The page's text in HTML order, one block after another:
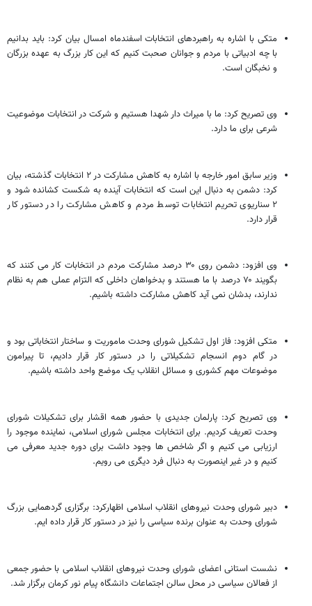
متکی با اشاره به راهبردهای انتخابات اسفندماه امسال بیان کرد: باید بدانیم
با چه ادبیاتی با مردم و جوانان صحبت کنیم که این کار بزرگ به عهده بزرگان
و نخبگان است.
وی تصریح کرد: ما با میراث دار شهدا هستیم و شرکت در انتخابات موضوعیت
شرعی برای ما دارد.
وزیر سابق امور خارجه با اشاره به کاهش مشارکت در ۲ انتخابات گذشته، بیان
کرد: دشمن به دنبال این است که انتخابات آینده به شکست کشانده شود و
۲ سناریوی تحریم انتخابات توسط مردم و کاهش مشارکت را در دستور کار
قرار دارد.
وی افزود: دشمن روی ۳۰ درصد مشارکت مردم در انتخابات کار می کنند که
بگویند ۷۰ درصد با ما هستند و بدخواهان داخلی که التزام عملی هم به نظام
ندارند، بدشان‌ نمی آید کاهش مشارکت داشته باشیم.
متکی افزود: فاز اول تشکیل شورای وحدت ماموریت و ساختار انتخاباتی بود و
در گام دوم انسجام تشکیلاتی را در دستور کار قرار دادیم، تا پیرامون
موضوعات مهم کشوری و مسائل انقلاب یک موضع واحد داشته باشیم.
وی تصریح کرد: پارلمان جدیدی با حضور همه اقشار برای تشکیلات شورای
وحدت تعریف کردیم. برای انتخابات مجلس شورای اسلامی، نماینده موجود را
ارزیابی می کنیم و اگر شاخص ها وجود داشت برای دوره جدید معرفی می
کنیم و در غیر اینصورت به دنبال فرد دیگری می رویم.
دبیر شورای وحدت نیروهای انقلاب اسلامی اظهارکرد: برگزاری گردهمایی بزرگ
شورای وحدت به عنوان برنده سیاسی را نیز در دستور کار قرار داده ایم.
نشست استانی اعضای شورای وحدت نیروهای انقلاب اسلامی با حضور جمعی
از فعالان سیاسی در محل سالن اجتماعات دانشگاه پیام نور کرمان برگزار شد.